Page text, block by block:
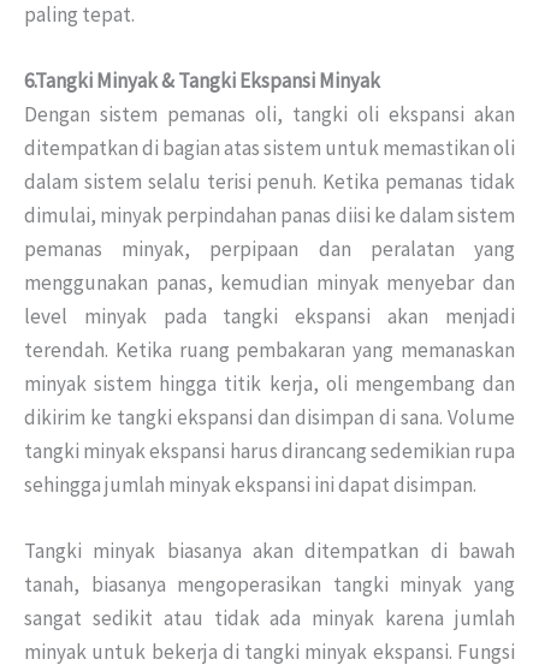
paling tepat.
6.Tangki Minyak & Tangki Ekspansi Minyak
Dengan sistem pemanas oli, tangki oli ekspansi akan
ditempatkan di bagian atas sistem untuk memastikan oli
dalam sistem selalu terisi penuh. Ketika pemanas tidak
dimulai, minyak perpindahan panas diisi ke dalam sistem
pemanas minyak, perpipaan dan peralatan yang
menggunakan panas, kemudian minyak menyebar dan
level minyak pada tangki ekspansi akan menjadi
terendah. Ketika ruang pembakaran yang memanaskan
minyak sistem hingga titik kerja, oli mengembang dan
dikirim ke tangki ekspansi dan disimpan di sana. Volume
tangki minyak ekspansi harus dirancang sedemikian rupa
sehingga jumlah minyak ekspansi ini dapat disimpan.
Tangki minyak biasanya akan ditempatkan di bawah
tanah, biasanya mengoperasikan tangki minyak yang
sangat sedikit atau tidak ada minyak karena jumlah
minyak untuk bekerja di tangki minyak ekspansi. Fungsi